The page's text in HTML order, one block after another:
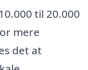
til 20.000
mere
det at